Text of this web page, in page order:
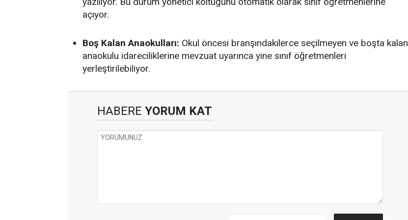
açıyor.
Boş Kalan Anaokulları: Okul öncesi branşındakilerce seçilmeyen ve boşta kalan
anaokulu idareciliklerine mevzuat uyarınca yine sınıf öğretmenleri
yerleştirilebiliyor.
HABERE YORUM KAT